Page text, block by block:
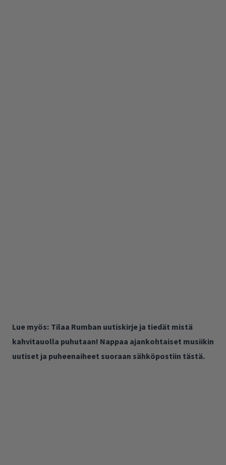
Lue myös: Tilaa Rumban uutiskirje ja tiedät mistä
kahvitauolla puhutaan! Nappaa ajankohtaiset musiikin
uutiset ja puheenaiheet suoraan sähköpostiin tästä.